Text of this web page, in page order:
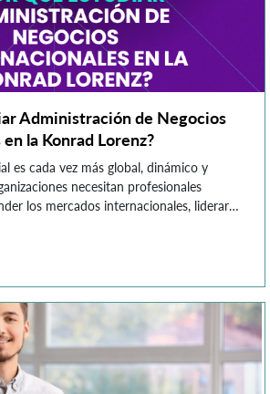
Administración de Negocios
la Konrad Lorenz?
es cada vez más global, dinámico y
necesitan profesionales
los mercados internacionales, liderar
culturales y económicos. En este
de Negocios Internacionales se